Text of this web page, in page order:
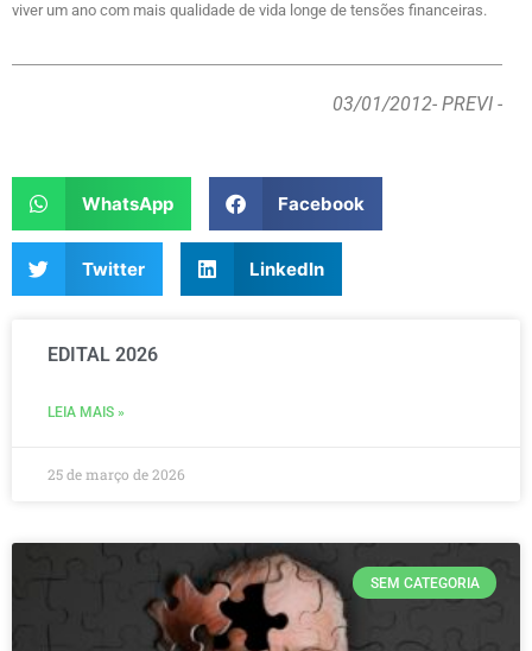
viver um ano com mais qualidade de vida longe de tensões financeiras.
03/01/2012- PREVI -
WhatsApp Facebook
Twitter LinkedIn
EDITAL 2026
LEIA MAIS »
25 de março de 2026
SEM CATEGORIA